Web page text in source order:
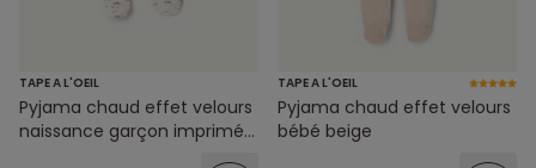
TAPE A L'OEIL
Pyjama chaud effet velours
naissance garçon imprimé
TAPE A L'OEIL
Pyjama chaud effet velours
bébé beige